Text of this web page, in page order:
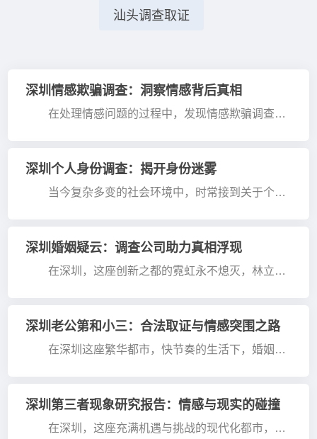
汕头调查取证
深圳情感欺骗调查：洞察情感背后真相
在处理情感问题的过程中，发现情感欺骗调查的
带来极大的···
深圳个人身份调查：揭开身份迷雾
当今复杂多变的社会环境中，时常接到关于个人
显得尤为重要···
深圳婚姻疑云：调查公司助力真相浮现
在深圳，这座创新之都的霓虹永不熄灭，林立的
连续三个月···
深圳老公第和小三：合法取证与情感突围之路
在深圳这座繁华都市，快节奏的生活下，婚姻关
解决的难题···
深圳第三者现象研究报告：情感与现实的碰撞
在深圳，这座充满机遇与挑战的现代化都市，第